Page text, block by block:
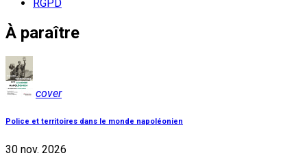
RGPD
À paraître
cover
Police et territoires dans le monde napoléonien
30 nov. 2026